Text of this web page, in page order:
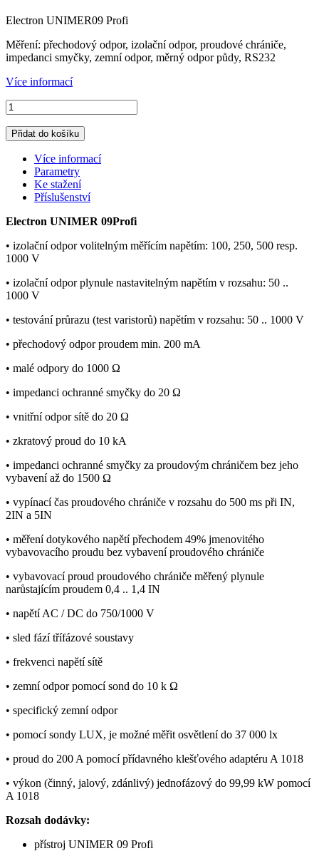
Electron UNIMER09 Profi
Měření: přechodový odpor, izolační odpor, proudové chrániče,
impedanci smyčky, zemní odpor, měrný odpor půdy, RS232
Více informací
Přidat do košíku
Více informací
Parametry
Ke stažení
Příslušenství
Electron UNIMER 09Profi
• izolační odpor volitelným měřícím napětím: 100, 250, 500 resp.
1000 V
• izolační odpor plynule nastavitelným napětím v rozsahu: 50 ..
1000 V
• testování průrazu (test varistorů) napětím v rozsahu: 50 .. 1000 V
• přechodový odpor proudem min. 200 mA
• malé odpory do 1000 Ω
• impedanci ochranné smyčky do 20 Ω
• vnitřní odpor sítě do 20 Ω
• zkratový proud do 10 kA
• impedanci ochranné smyčky za proudovým chráničem bez jeho
vybavení až do 1500 Ω
• vypínací čas proudového chrániče v rozsahu do 500 ms při IN,
2IN a 5IN
• měření dotykového napětí přechodem 49% jmenovitého
vybavovacího proudu bez vybavení proudového chrániče
• vybavovací proud proudového chrániče měřený plynule
narůstajícím proudem 0,4 .. 1,4 IN
• napětí AC / DC do 750/1000 V
• sled fází třífázové soustavy
• frekvenci napětí sítě
• zemní odpor pomocí sond do 10 k Ω
• specifický zemní odpor
• pomocí sondy LUX, je možné měřit osvětlení do 37 000 lx
• proud do 200 A pomocí přídavného klešťového adaptéru A 1018
• výkon (činný, jalový, zdánlivý) jednofázový do 99,99 kW pomocí
A 1018
Rozsah dodávky:
přístroj UNIMER 09 Profi